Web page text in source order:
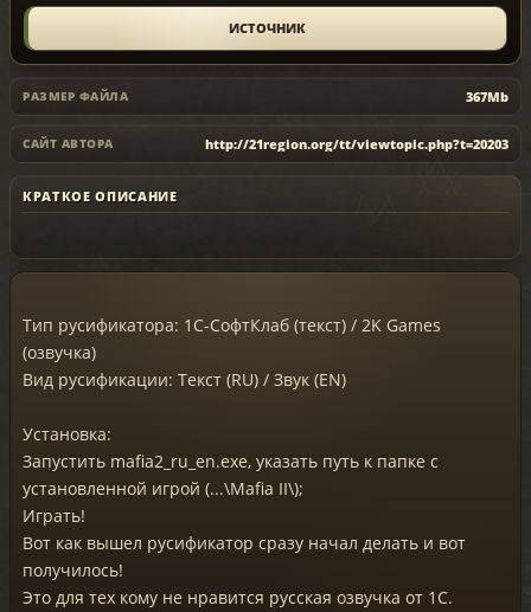
ИСТОЧНИК
РАЗМЕР ФАЙЛА 367Mb
САЙТ АВТОРА http://21region.org/tt/viewtopic.php?t=20203
КРАТКОЕ ОПИСАНИЕ
Тип русификатора: 1C-СофтКлаб (текст) / 2K Games
(озвучка)
Вид русификации: Текст (RU) / Звук (EN)
Установка:
Запустить mafia2_ru_en.exe, указать путь к папке с
установленной игрой (...\Mafia II\);
Играть!
Вот как вышел русификатор сразу начал делать и вот
получилось!
Это для тех кому не нравится русская озвучка от 1С.